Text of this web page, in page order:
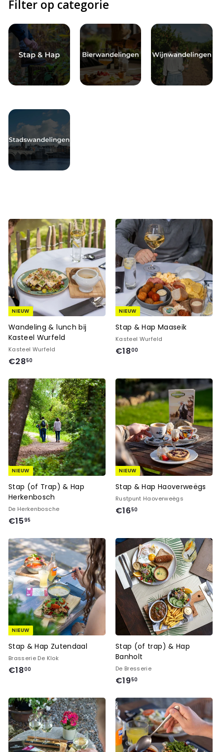
Filter op categorie
NIEUW
Wandeling & lunch bij
Kasteel Wurfeld
Kasteel Wurfeld
€2850
8
,
5
0
NIEUW
Stap & Hap Maaseik
Kasteel Wurfeld
€1800
,
0
0
NIEUW
Stap (of Trap) & Hap
Herkenbosch
De Herkenbosche
€1595
5
,
9
5
NIEUW
Stap & Hap Haoverweëgs
Rustpunt Haoverweëgs
€1650
,
5
0
NIEUW
Stap & Hap Zutendaal
Brasserie De Klok
€1800
,
0
0
Stap (of trap) & Hap
Banholt
De Bresserie
€1950
9
,
5
0